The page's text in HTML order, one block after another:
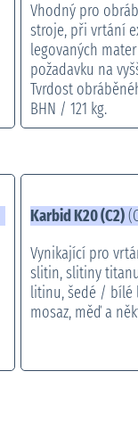
Vhodný pro
stroje, při vrtání
legovaných
požadavku na
Tvrdost
BHN / 121 kg.
Karbid K20 (C2)
Vynikající pro
slitin, slitiny
litinu, šedé / bílé
mosaz, měď a